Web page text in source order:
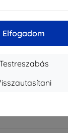
Elfogadom
kuponnalEXTRA10